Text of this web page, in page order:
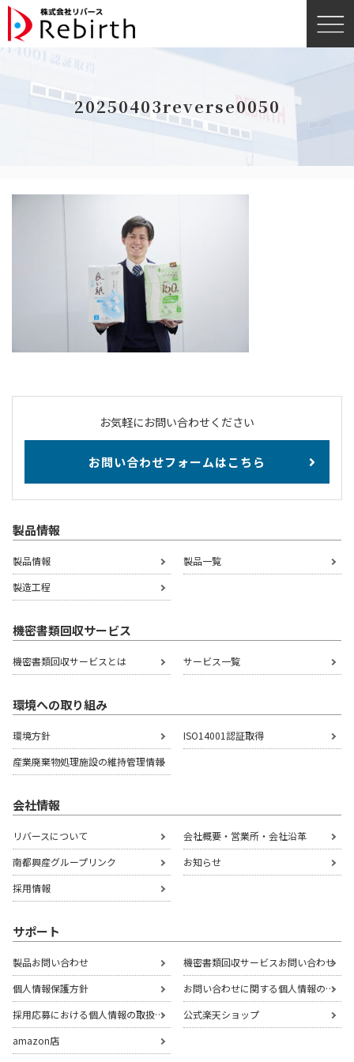
20250403reverse0050
お気軽にお問い合わせください
お問い合わせフォームはこちら
製品情報
製品情報
製品一覧
製造工程
機密書類回収サービス
機密書類回収サービスとは サービス一覧
環境への取り組み
環境方針
ISO14001認証取得
産業廃棄物処理施設の維持管理情報
会社情報
リバースについて
会社概要・営業所・会社沿革
南都興産グループリンク
お知らせ
採用情報
サポート
製品お問い合わせ
機密書類回収サービスお問い合わせ
個人情報保護方針
お問い合わせに関する個人情報の取扱いについて
採用応募における個人情報の取扱いについて
公式楽天ショップ
amazon店